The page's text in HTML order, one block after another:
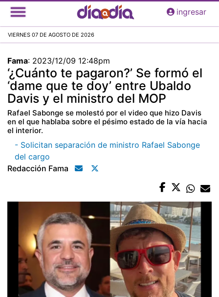
Pasar
al
principal
ingresar
VIERNES 07 DE AGOSTO DE 2026
Fama: 2023/12/09 12:48pm
‘¿Cuánto te pagaron?’ Se formó el
‘dame que te doy’ entre Ubaldo
Davis y el ministro del MOP
Rafael Sabonge se molestó por el video que hizo Davis
en el que hablaba sobre el pésimo estado de la vía hacia
el interior.
- Solicitan separación de ministro Rafael Sabonge
del cargo
Redacción Fama